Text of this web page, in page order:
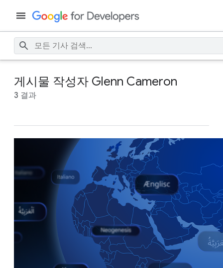
게시물 작성자 Glenn Cameron
3 결과